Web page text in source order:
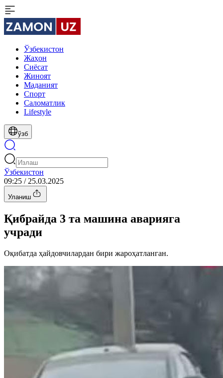
Ўзбекистон
Жаҳон
Сиёсат
Жиноят
Маданият
Спорт
Cаломатлик
Lifestyle
ўзб
Ўзбекистон
09:25 / 25.03.2025
Уланиш
Қибрайда 3 та машина аварияга
учради
Оқибатда ҳайдовчилардан бири жароҳатланган.